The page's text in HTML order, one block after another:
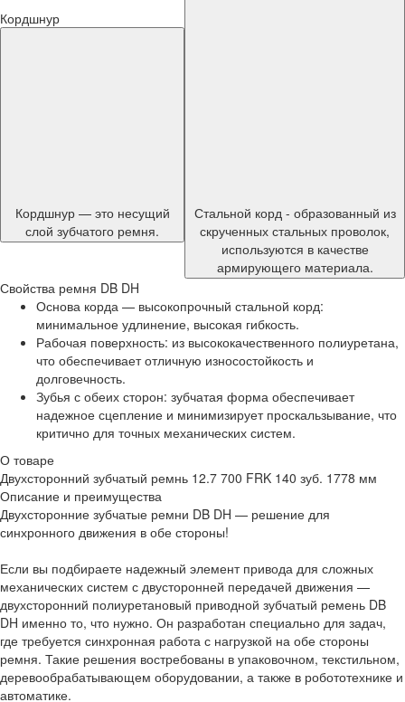
Кордшнур
Кордшнур — это несущий
слой зубчатого ремня.
Стальной корд - образованный из
скрученных стальных проволок,
используются в качестве
армирующего материала.
Свойства ремня DB DH
Основа корда — высокопрочный стальной корд:
минимальное удлинение, высокая гибкость.
Рабочая поверхность: из высококачественного полиуретана,
что обеспечивает отличную износостойкость и
долговечность.
Зубья с обеих сторон: зубчатая форма обеспечивает
надежное сцепление и минимизирует проскальзывание, что
критично для точных механических систем.
О товаре
Двухсторонний зубчатый ремнь 12.7 700 FRK 140 зуб. 1778 мм
Описание и преимущества
Двухсторонние зубчатые ремни DB DH — решение для
синхронного движения в обе стороны!
Если вы подбираете надежный элемент привода для сложных
механических систем с двусторонней передачей движения —
двухсторонний полиуретановый приводной зубчатый ремень DB
DH именно то, что нужно. Он разработан специально для задач,
где требуется синхронная работа с нагрузкой на обе стороны
ремня. Такие решения востребованы в упаковочном, текстильном,
деревообрабатывающем оборудовании, а также в робототехнике и
автоматике.